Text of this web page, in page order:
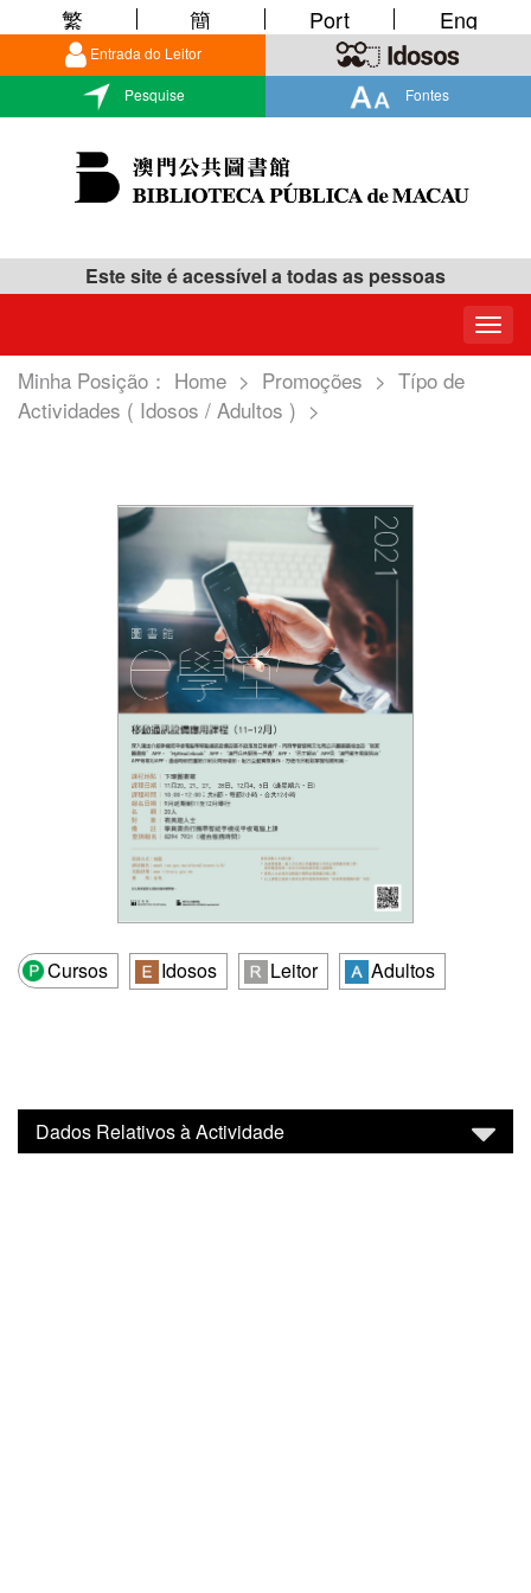
Entrada do Leitor
Pesquise Fontes
繁 簡 Port Eng
Este site é acessível a todas as pessoas
Minha Posição： Home > Promoções > Típo de
Actividades ( Idosos / Adultos ) >
Cursos Idosos Leitor Adultos
Dados Relativos à Actividade